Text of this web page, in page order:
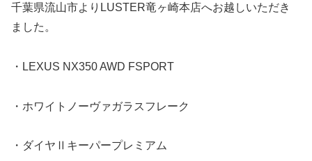
千葉県流山市よりLUSTER竜ヶ崎本店へお越しいただき
ました。
・LEXUS NX350 AWD FSPORT
・ホワイトノーヴァガラスフレーク
・ダイヤⅡキーパープレミアム